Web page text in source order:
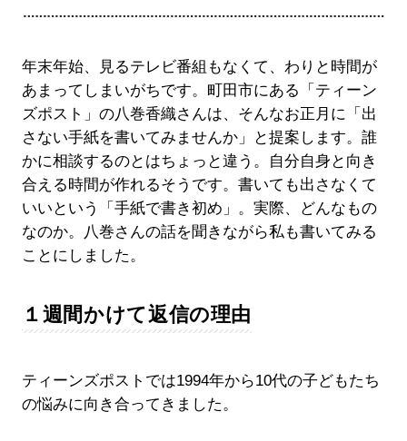
年末年始、見るテレビ番組もなくて、わりと時間が
あまってしまいがちです。町田市にある「ティーン
ズポスト」の八巻香織さんは、そんなお正月に「出
さない手紙を書いてみませんか」と提案します。誰
かに相談するのとはちょっと違う。自分自身と向き
合える時間が作れるそうです。書いても出さなくて
いいという「手紙で書き初め」。実際、どんなもの
なのか。八巻さんの話を聞きながら私も書いてみる
ことにしました。
１週間かけて返信の理由
ティーンズポストでは1994年から10代の子どもたち
の悩みに向き合ってきました。